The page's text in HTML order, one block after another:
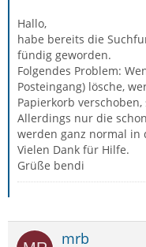
Hallo,
habe bereits die
fündig geworden.
Folgendes Problem:
Posteingang) lösche,
Papierkorb
Allerdings nur die
werden ganz normal in
Vielen Dank für Hilfe.
Grüße bendi
mrb